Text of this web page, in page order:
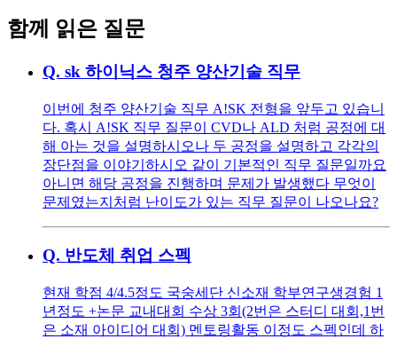
함께 읽은 질문
Q. sk 하이닉스 청주 양산기술 직무
이번에 청주 양산기술 직무 A!SK 전형을 앞두고 있습니
다. 혹시 A!SK 직무 질문이 CVD나 ALD 처럼 공정에 대
해 아는 것을 설명하시오나 두 공정을 설명하고 각각의
장단점을 이야기하시오 같이 기본적인 직무 질문일까요
아니면 해당 공정을 진행하며 문제가 발생했다 무엇이
문제였는지처럼 난이도가 있는 직무 질문이 나오나요?
Q. 반도체 취업 스펙
현재 학점 4/4.5정도 국숭세단 신소재 학부연구생경험 1
년정도 +논문 교내대회 수상 3회(2번은 스터디 대회,1번
은 소재 아이디어 대회) 멘토링활동 이정도 스펙인데 하